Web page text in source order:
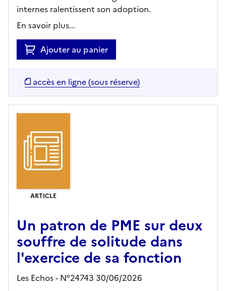
internes ralentissent son adoption.
En savoir plus...
Ajouter au panier
accès en ligne (sous réserve)
ARTICLE
Un patron de PME sur deux
souffre de solitude dans
l'exercice de sa fonction
Les Echos - N°24743 30/06/2026